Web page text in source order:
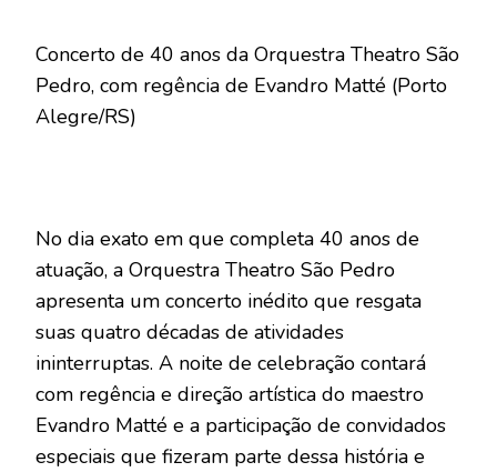
Concerto de 40 anos da Orquestra Theatro São
Pedro, com regência de Evandro Matté (Porto
Alegre/RS)
No dia exato em que completa 40 anos de
atuação, a Orquestra Theatro São Pedro
apresenta um concerto inédito que resgata
suas quatro décadas de atividades
ininterruptas. A noite de celebração contará
com regência e direção artística do maestro
Evandro Matté e a participação de convidados
especiais que fizeram parte dessa história e